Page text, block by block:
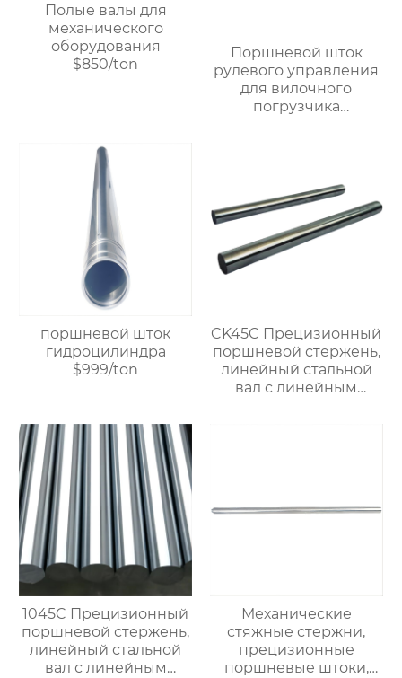
Полые валы для
механического
оборудования
$850/ton
Поршневой шток
рулевого управления
для вилочного
погрузчика
вал, линейный
подшипниковый вал,
жесткий
хромированный
полированный вал,
поршневой шток
гидроцилиндра
$999/ton
CK45C Прецизионный
поршневой стержень,
линейный стальной
вал с линейным
1045C Прецизионный
поршневой стержень,
линейный стальной
вал с линейным
Механические
стяжные стержни,
прецизионные
поршневые штоки,